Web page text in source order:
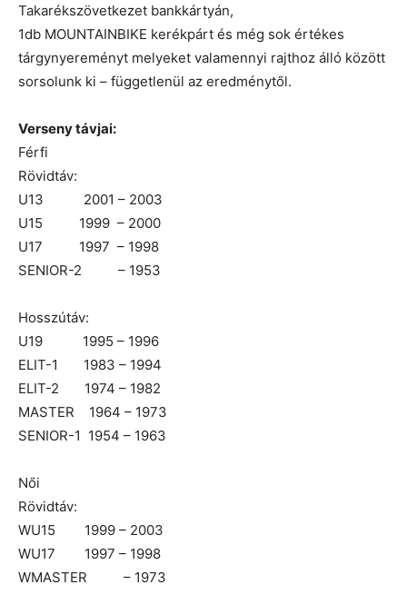
Takarékszövetkezet bankkártyán,
1db MOUNTAINBIKE kerékpárt és még sok értékes
tárgynyereményt melyeket valamennyi rajthoz álló között
sorsolunk ki – függetlenül az eredménytől.
Verseny távjai:
Férfi
Rövidtáv:
U13 2001 – 2003
U15 1999 – 2000
U17 1997 – 1998
SENIOR-2 – 1953
Hosszútáv:
U19 1995 – 1996
ELIT-1 1983 – 1994
ELIT-2 1974 – 1982
MASTER 1964 – 1973
SENIOR-1 1954 – 1963
Női
Rövidtáv:
WU15 1999 – 2003
WU17 1997 – 1998
WMASTER – 1973